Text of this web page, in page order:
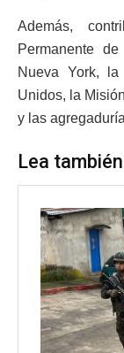
Además,
Permanente
Nueva York,
Unidos, la
y las
Lea